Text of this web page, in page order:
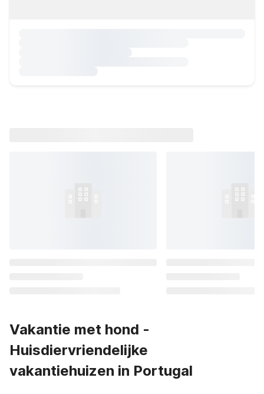
Vakantie met hond -
Huisdiervriendelijke
vakantiehuizen in Portugal